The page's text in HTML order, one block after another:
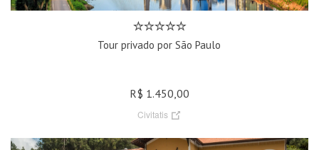
Tour privado por São Paulo
R$ 1.450,00
Civitatis